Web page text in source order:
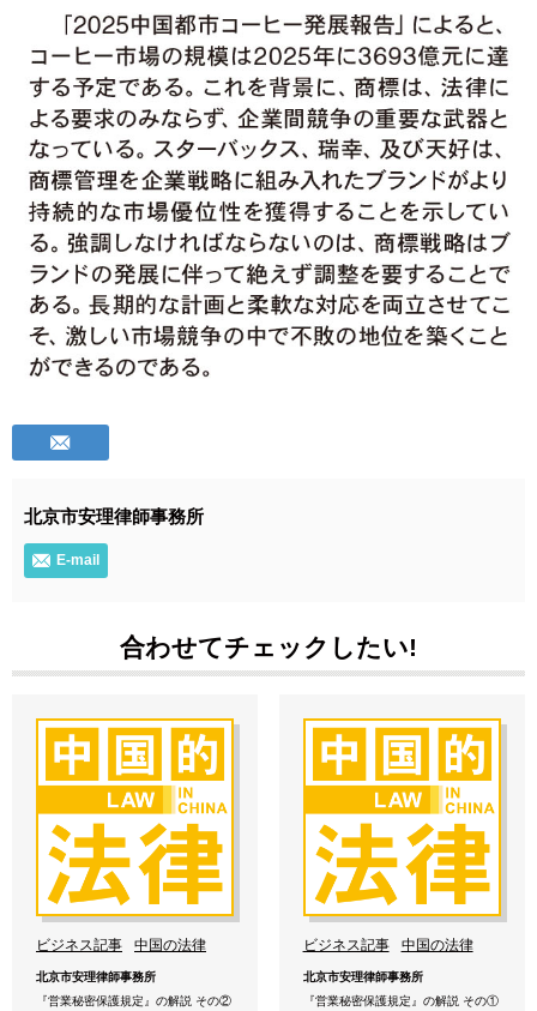
北京市安理律師事務所
E-mail
合わせてチェックしたい!
ビジネス記事 中国の法律
北京市安理律師事務所
『営業秘密保護規定』の解説 その②
ビジネス記事 中国の法律
北京市安理律師事務所
『営業秘密保護規定』の解説 その①